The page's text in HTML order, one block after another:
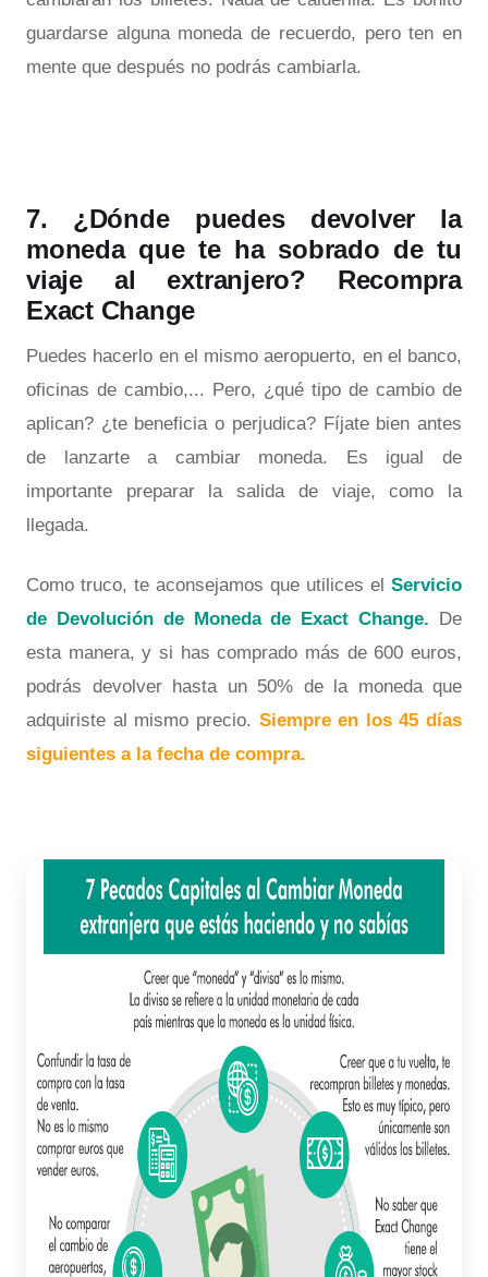
guardarse alguna moneda de recuerdo, pero ten en
mente que después no podrás cambiarla.
7. ¿Dónde puedes devolver la
moneda que te ha sobrado de tu
viaje al extranjero? Recompra
Exact Change
Puedes hacerlo en el mismo aeropuerto, en el banco,
oficinas de cambio,... Pero, ¿qué tipo de cambio de
aplican? ¿te beneficia o perjudica? Fíjate bien antes
de lanzarte a cambiar moneda. Es igual de
importante preparar la salida de viaje, como la
llegada.
Como truco, te aconsejamos que utilices el Servicio
de Devolución de Moneda de Exact Change. De
esta manera, y si has comprado más de 600 euros,
podrás devolver hasta un 50% de la moneda que
adquiriste al mismo precio. Siempre en los 45 días
siguientes a la fecha de compra.